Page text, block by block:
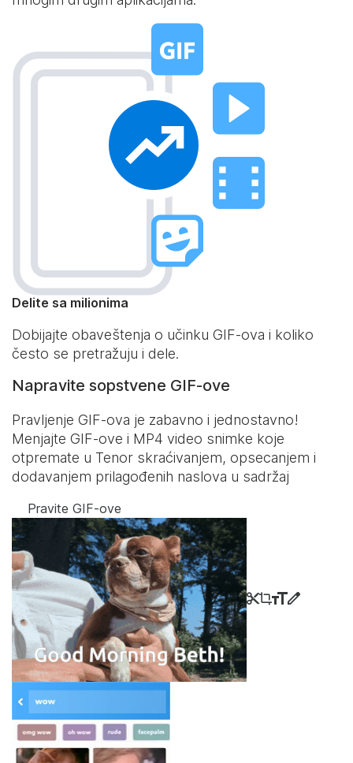
Delite sa milionima
Dobijajte obaveštenja o učinku GIF-ova i koliko
često se pretražuju i dele.
Napravite sopstvene GIF-ove
Pravljenje GIF-ova je zabavno i jednostavno!
Menjajte GIF-ove i MP4 video snimke koje
otpremate u Tenor skraćivanjem, opsecanjem i
dodavanjem prilagođenih naslova u sadržaj
Pravite GIF-ove